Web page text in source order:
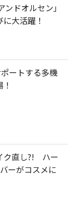
ドオルセン」
大活躍！
ートする多機
ク直し?! ハー
ーがコスメに